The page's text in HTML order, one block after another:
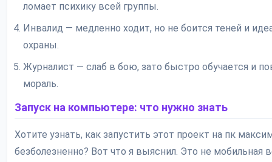
ломает психику всей группы.
Инвалид — медленно ходит, но не боится теней и
охраны.
Журналист — слаб в бою, зато быстро обучается и
мораль.
Запуск на компьютере: что нужно знать
Хотите узнать, как запустить этот проект на пк
безболезненно? Вот что я выяснил. Это не мобильная